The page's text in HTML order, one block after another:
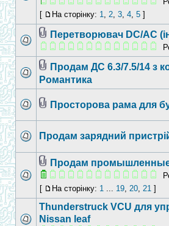
[
На сторінку: 1, 2, 3, 4, 5 ]
Перетворювач DC/AC
Продам ДС 6.3/7.5/14 з
Романтика
Просторова рама для
Продам зарядний
Продам промышленные
[
На сторінку: 1 ... 19, 20, 21 ]
Thunderstruck VCU для
Nissan leaf